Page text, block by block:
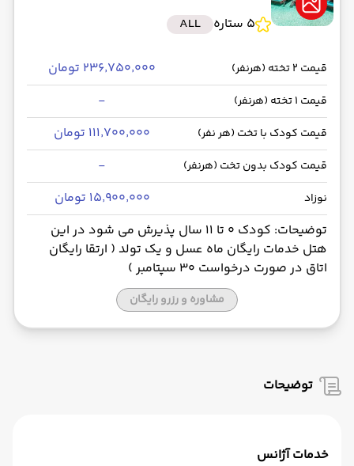
5 ستاره
ALL
قیمت 2 تخته (هرنفر) ۲۳۶٬۷۵۰٬۰۰۰ تومان
قیمت 1 تخته (هرنفر) -
قیمت کودک با تخت (هر نفر) ۱۱۱٬۷۰۰٬۰۰۰ تومان
قیمت کودک بدون تخت (هرنفر) -
نوزاد
۱۵٬۹۰۰٬۰۰۰ تومان
توضیحات: کودک 0 تا 11 سال پذیرش می شود در این
هتل خدمات رایگان ماه عسل و یک تولد ( ارتقا رایگان
اتاق در صورت درخواست 30 سپتامبر )
مشاوره و رزرو رایگان
توضیحات
خدمات آژانس